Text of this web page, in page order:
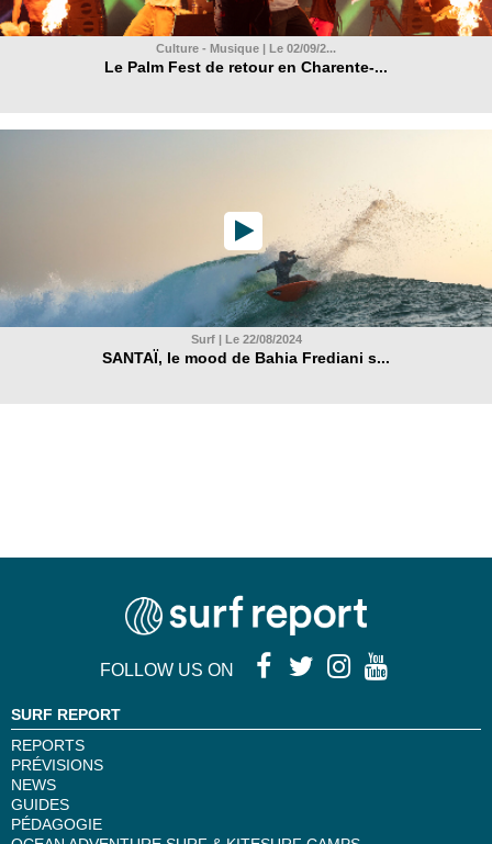
Culture - Musique | Le 02/09/2...
Le Palm Fest de retour en Charente-...
Surf | Le 22/08/2024
SANTAÏ, le mood de Bahia Frediani s...
FOLLOW US ON
SURF REPORT
REPORTS
PRÉVISIONS
NEWS
GUIDES
PÉDAGOGIE